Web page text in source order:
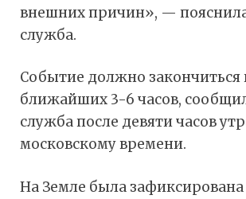
внешних причин», —
служба.
Событие должно закончиться
ближайших 3-6 часов,
служба после девяти часов
московскому времени.
На Земле была зафиксирована